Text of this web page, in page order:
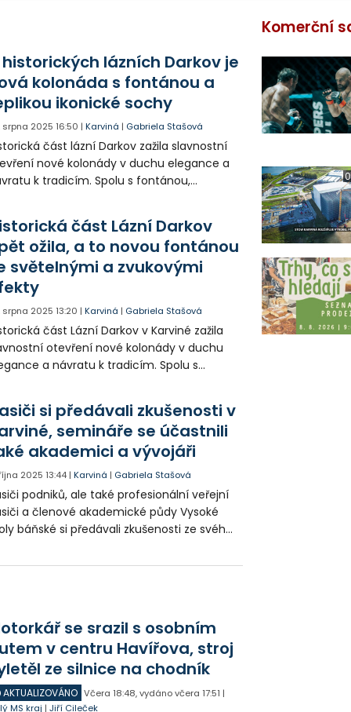
historických lázních Darkov je
kolonáda s fontánou a
ikonické sochy
srpna 2025 16:50 |Karviná | Gabriela Stašová
část lázní Darkov zažila slavnostní
nové kolonády v duchu elegance a
k tradicím. Spolu s fontánou,
která je po léta symbolem Lázní
část Lázní Darkov
ožila, a to novou fontánou
světelnými a zvukovými
srpna 2025 13:20 |Karviná | Gabriela Stašová
část Lázní Darkov v Karviné zažila
otevření nové kolonády v duchu
a návratu k tradicím. Spolu s
která je po léta symbolem Lázní
si předávali zkušenosti v
semináře se účastnili
akademici a vývojáři
2025 13:44 |Karviná | Gabriela Stašová
podniků, ale také profesionální veřejní
a členové akademické půdy Vysoké
báňské si předávali zkušenosti ze svého
věnoval jak teorii, tak i praxi, se sešli
se srazil s osobním
v centru Havířova, stroj
ze silnice na chodník
AKTUALIZOVÁNO Včera 18:48,vydáno včera 17:51 |
MS kraj |Jiří Cileček
Komerční